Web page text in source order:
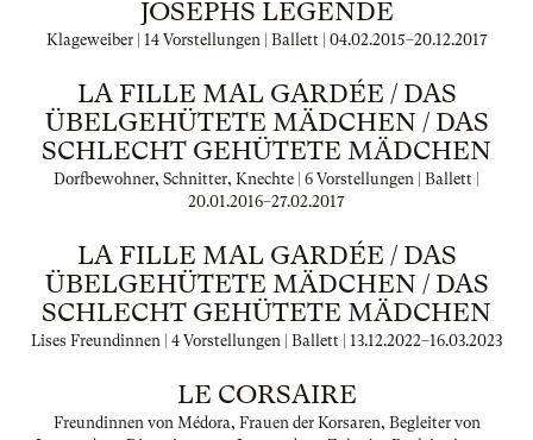
JOSEPHS LEGENDE
Klageweiber | 14 Vorstellungen | Ballett | 04.02.2015–20.12.2017
LA FILLE MAL GARDÉE / DAS
ÜBELGEHÜTETE MÄDCHEN / DAS
SCHLECHT GEHÜTETE MÄDCHEN
Dorfbewohner, Schnitter, Knechte | 6 Vorstellungen | Ballett |
20.01.2016–27.02.2017
LA FILLE MAL GARDÉE / DAS
ÜBELGEHÜTETE MÄDCHEN / DAS
SCHLECHT GEHÜTETE MÄDCHEN
Lises Freundinnen | 4 Vorstellungen | Ballett | 13.12.2022–16.03.2023
LE CORSAIRE
Freundinnen von Médora, Frauen der Korsaren, Begleiter von